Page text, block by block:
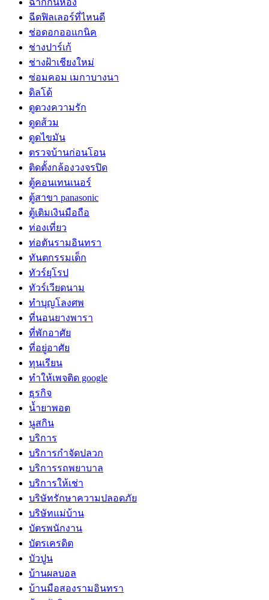
ฉีดฟิลเลอร์ที่ไหนดี
ช่อดอกออแกนิค
ช่างปาร์เก้
ช่างฝ้าเชียงใหม่
ซ่อมคอม เมกาบางนา
ดิลโด้
ดูดวงความรัก
ดูดส้วม
ดูดไขมัน
ตรวจบ้านก่อนโอน
ติดตั้งกล้องวงจรปิด
ตู้คอนเทนเนอร์
ตู้สาขา panasonic
ตู้เติมเงินมือถือ
ท่องเที่ยว
ท่อตันรามอินทรา
ทันตกรรมเด็ก
ทัวร์ยุโรป
ทัวร์เวียดนาม
ทำบุญโลงศพ
ที่นอนยางพารา
ที่พักอาศัย
ที่อยู่อาศัย
ทุนเรียน
ทําให้เพจติด google
ธุรกิจ
น้ำยาพอต
นูสกิน
บริการ
บริการกำจัดปลวก
บริการรถพยาบาล
บริการให้เช่า
บริษัทรักษาความปลอดภัย
บริษัทแม่บ้าน
บัตรพนักงาน
บัตรเครดิต
บัวปูน
บ้านผลบอล
บ้านมือสองรามอินทรา